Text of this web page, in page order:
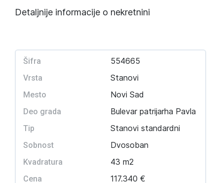
Detaljnije informacije o nekretnini
Šifra 554665
Vrsta Stanovi
Mesto Novi Sad
Deo grada Bulevar patrijarha Pavla
Tip Stanovi standardni
Sobnost Dvosoban
Kvadratura 43 m2
Cena 117.340 €